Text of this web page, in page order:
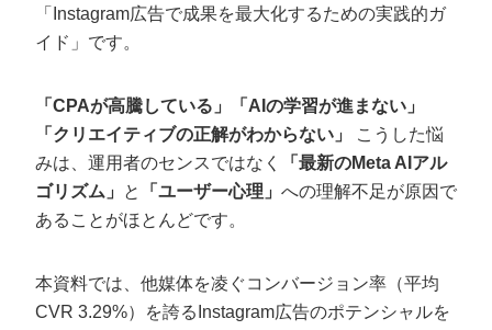
取締役メッセージ（株本祐己）
業務委託
動画ディレクター
営業
インターン
マーケマネージャー
「Instagram広告で成果を最大化するための実践的ガ
イド」です。
「CPAが高騰している」「AIの学習が進まない」
「クリエイティブの正解がわからない」
こうした悩
みは、運用者のセンスではなく
「最新のMeta AIアル
ゴリズム」
と 「ユーザー心理」 への理解不足が原因で
あることがほとんどです。
本資料では、他媒体を凌ぐコンバージョン率（平均
CVR 3.29%）を誇るInstagram広告のポテンシャルを